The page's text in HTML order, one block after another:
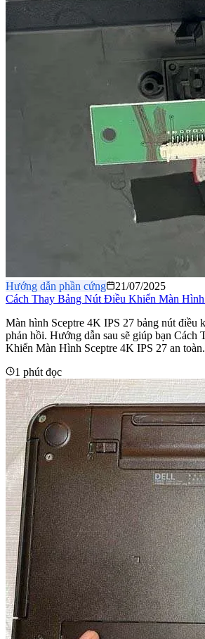
Hướng dẫn phần cứng
21/07/2025
Cách Thay Bảng Nút Điều Khiển Màn
Màn hình Sceptre 4K IPS 27 bảng nút điều
phản hồi. Hướng dẫn sau sẽ giúp bạn Cách
Khiển Màn Hình Sceptre 4K IPS 27 an toàn.
1 phút đọc